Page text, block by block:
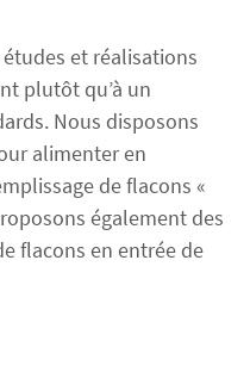
et réalisations
plutôt qu’à un
Nous disposons
alimenter en
de flacons «
également des
flacons en entrée de